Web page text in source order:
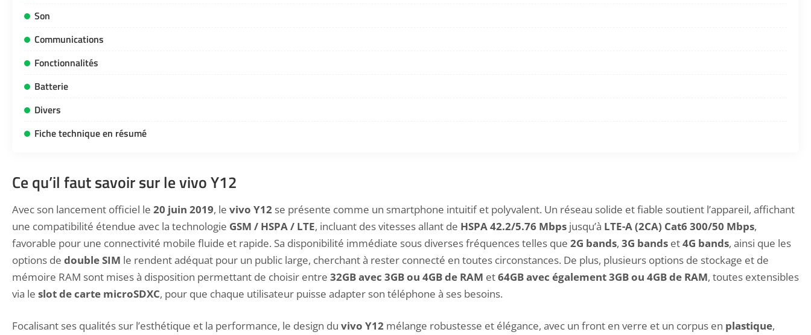
Son
Communications
Fonctionnalités
Batterie
Divers
Fiche technique en résumé
Ce qu’il faut savoir sur le vivo Y12
Avec son lancement officiel le 20 juin 2019, le vivo Y12 se présente comme un smartphone intuitif et polyvalent. Un réseau solide et fiable soutient l’appareil, affichant
une compatibilité étendue avec la technologie GSM / HSPA / LTE, incluant des vitesses allant de HSPA 42.2/5.76 Mbps jusqu’à LTE-A (2CA) Cat6 300/50 Mbps,
favorable pour une connectivité mobile fluide et rapide. Sa disponibilité immédiate sous diverses fréquences telles que 2G bands, 3G bands et4G bands, ainsi que les
options de double SIM le rendent adéquat pour un public large, cherchant à rester connecté en toutes circonstances. De plus, plusieurs options de stockage et de
mémoire RAM sont mises à disposition permettant de choisir entre 32GB avec 3GB ou 4GB de RAM et64GB avec également 3GB ou 4GB de RAM, toutes extensibles
via le slot de carte microSDXC, pour que chaque utilisateur puisse adapter son téléphone à ses besoins.
Focalisant ses qualités sur l’esthétique et la performance, le design du vivo Y12 mélange robustesse et élégance, avec un front en verre et un corpus en plastique,